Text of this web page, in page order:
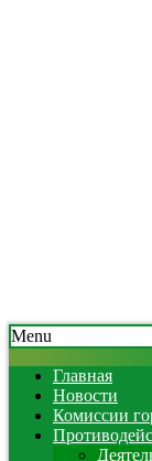
Skip
to
content
Secondary
Navigation
Menu
Menu
Главная
Новости
Комиссии